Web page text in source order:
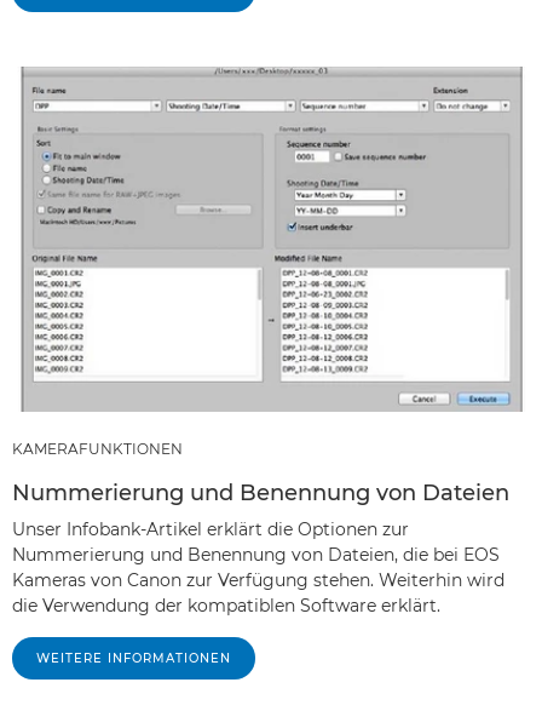
KAMERAFUNKTIONEN
Nummerierung und Benennung von Dateien
Unser Infobank-Artikel erklärt die Optionen zur
Nummerierung und Benennung von Dateien, die bei EOS
Kameras von Canon zur Verfügung stehen. Weiterhin wird
die Verwendung der kompatiblen Software erklärt.
WEITERE INFORMATIONEN